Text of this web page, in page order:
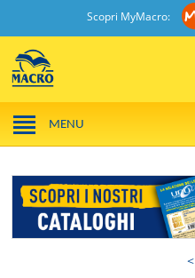
Scopri MyMacro:
MENU
<